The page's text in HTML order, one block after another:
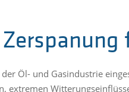
Zerspanung
Öl- und Gasindustrie
extremen